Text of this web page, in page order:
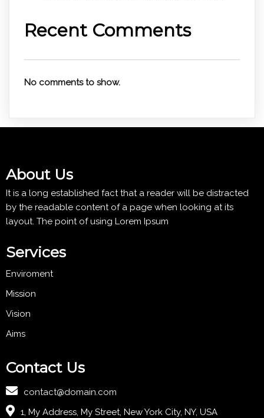
Recent Comments
No comments to show.
About Us
It is a long established fact that a reader will be distracted
by the readable content of a page when looking at its
layout. The point of using Lorem Ipsum
Services
Enviroment
Mission
Vision
Aims
Contact Us
contact@domain.com
1, My Address, My Street, New York City, NY, USA